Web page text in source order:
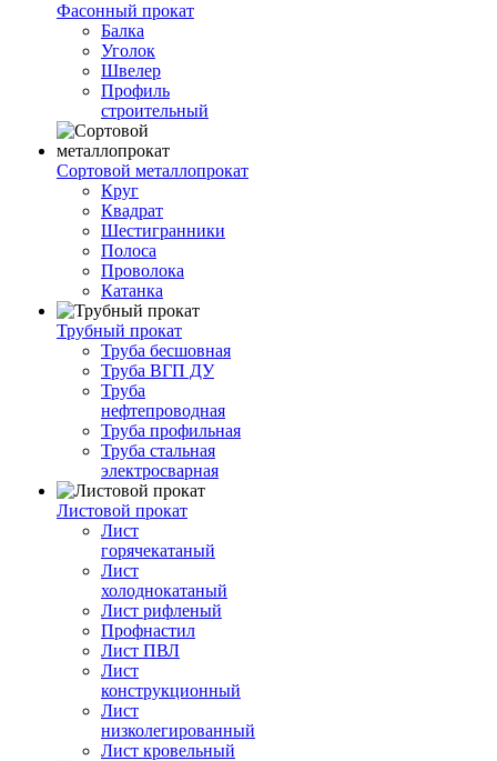
Фасонный прокат
Балка
Уголок
Швелер
Профиль
строительный
Сортовой металлопрокат
Круг
Квадрат
Шестигранники
Полоса
Проволока
Катанка
Трубный прокат
Труба бесшовная
Труба ВГП ДУ
Труба
нефтепроводная
Труба профильная
Труба стальная
электросварная
Листовой прокат
Лист
горячекатаный
Лист
холоднокатаный
Лист рифленый
Профнастил
Лист ПВЛ
Лист
конструкционный
Лист
низколегированный
Лист кровельный